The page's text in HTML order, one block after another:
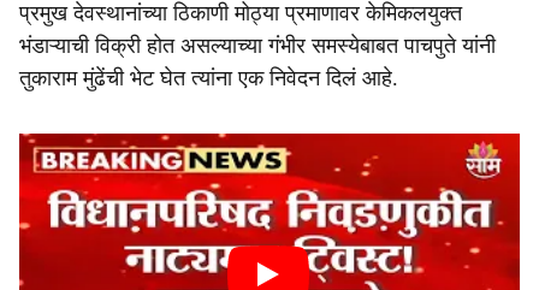
प्रमुख देवस्थानांच्या ठिकाणी मोठ्या प्रमाणावर केमिकलयुक्त
भंडाऱ्याची विक्री होत असल्याच्या गंभीर समस्येबाबत पाचपुते यांनी
तुकाराम मुंढेंची भेट घेत त्यांना एक निवेदन दिलं आहे.